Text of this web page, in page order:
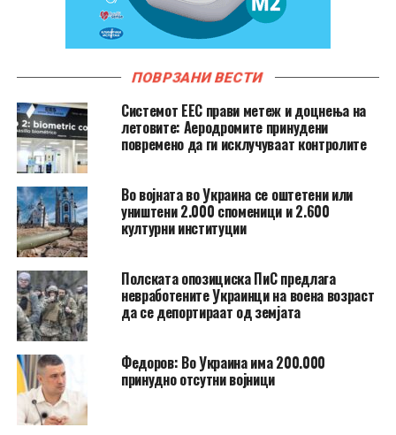
ПОВРЗАНИ ВЕСТИ
Системот ЕЕС прави метеж и доцнења на
летовите: Аеродромите принудени
повремено да ги исклучуваат контролите
Во војната во Украина се оштетени или
уништени 2.000 споменици и 2.600
културни институции
Полската опозициска ПиС предлага
невработените Украинци на воена возраст
да се депортираат од земјата
Федоров: Во Украина има 200.000
принудно отсутни војници